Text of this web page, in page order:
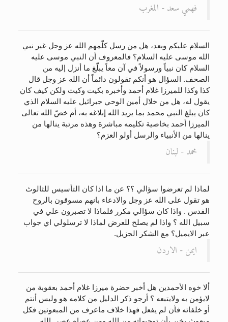
فهمي سعد - المغرب
السلام عليكم وبعد، هل من رسل كلّمهم الله عز وجل غير نبي
الله موسى عليه السلام؟ فالمعروف أن النبي موسى عليه
السلام كان نبياً ورسولاً في آن معاً يبلّغ ما أنزل إليه من
الصحف. السؤال هو أنكم تقولون دائماً أن الله عز وجل قال
كذا وكذا للميرزا غلام أحمد وأخبره بكيت وكيت ولكن كيف كان
يقول له، هل من خلال أمين الوحي جبرائيل عليه السلام الذي
كان يبلغ النبي محمد بما يريد الله إبلاغه به، أم خصّ الله تعالى
الميرزا أحمد بخاصية تكليمه مباشرة وهذه مرتبة ينالها من
ينالها من الأنبياء والرسل أولو العزم؟
محمد - لبنان
لماذا لم تعرضوا سؤالي ؟؟ عن ما اذا كان التأسيس للثالوث
هو تقول على الله عز وجل والادعاء بانهم مسوقون بالروح
القدس . واذا كان سؤالي مكرر فلماذا لا تصبرون علي في
سبيل الله ؟ واذا لم يصلح للعرض لماذا لا ترسلولي اي جواب
عبر الايميل؟ مع الشكر الجزيل.
ايمن - الاردن
ألا خوه الأحمدين هل أخبر حضرة ميرزا غلام أحمد بعقوبة من
لايؤمن به ولايتبعه ؟ أرجو ذكر الدليل من كلامه هو وليس أنتم
أو خلفائه فأن لم يفعل فهذا خلاف ماعرف من المبعوثين فكل